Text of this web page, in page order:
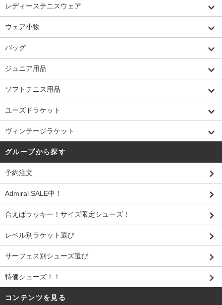
レディーステニスウェア
ウェア小物
バッグ
ジュニア用品
ソフトテニス用品
ユーズドラケット
ヴィンテージラケット
グループから探す
予約注文
Admiral SALE中！
合えばラッキー！サイズ限定シューズ！
レベル別ラケット選び
サーフェス別シューズ選び
特価シューズ！！
コンテンツを見る